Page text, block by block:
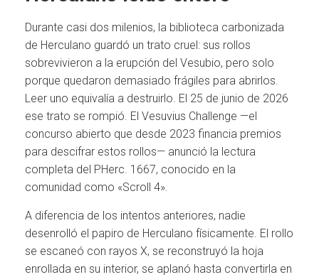
Durante casi dos milenios, la biblioteca carbonizada
de Herculano guardó un trato cruel: sus rollos
sobrevivieron a la erupción del Vesubio, pero solo
porque quedaron demasiado frágiles para abrirlos.
Leer uno equivalía a destruirlo. El 25 de junio de 2026
ese trato se rompió. El Vesuvius Challenge —el
concurso abierto que desde 2023 financia premios
para descifrar estos rollos— anunció la lectura
completa del PHerc. 1667, conocido en la
comunidad como «Scroll 4».
A diferencia de los intentos anteriores, nadie
desenrolló el papiro de Herculano físicamente. El rollo
se escaneó con rayos X, se reconstruyó la hoja
enrollada en su interior, se aplanó hasta convertirla en